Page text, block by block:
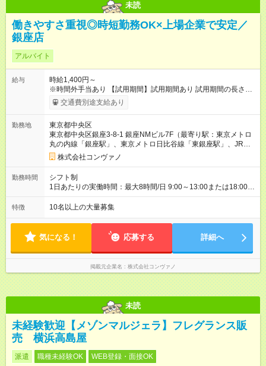
未読
働きやすさ重視◎時短勤務OK×上場企業で安定／
銀座店
アルバイト
給与
時給1,400円～
※時間外手当あり 【試用期間】試用期間あり 試用期間の長さ：2
ヶ月 雇用形態、給与は本採用時と同じです。 試用期間2か月 ※
ただし、会社の事情により、免除・短縮・延長することがあ
交通費別途支給あり
勤務地
東京都中央区
東京都中央区銀座3-8-1 銀座NMビル7F（最寄り駅：東京メトロ
丸の内線「銀座駅」、東京メトロ日比谷線「東銀座駅」、JR山
手線「有楽町駅」）
株式会社コンヴァノ
勤務時間
シフト制
1日あたりの実働時間：最大8時間/日 9:00～13:00または18:00～
21:00 ※商業施設内店舗は施設の営業時間に準じます。 週2～相
談可 有給休暇あり(規定あり)
特徴 10名以上の大量募集
気になる！ 応募する 詳細へ
掲載元企業名 株式会社コンヴァノ
未読
未経験歓迎【メゾンマルジェラ】フレグランス販
売 横浜高島屋
派遣 職種未経験OK WEB登録・面接OK